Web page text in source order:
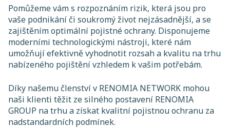
Pomůžeme vám s rozpoznáním rizik, která jsou pro
vaše podnikání či soukromý život nejzásadnější, a se
zajištěním optimální pojistné ochrany. Disponujeme
moderními technologickými nástroji, které nám
umožňují efektivně vyhodnotit rozsah a kvalitu na trhu
nabízeného pojištění vzhledem k vašim potřebám.
Díky našemu členství v RENOMIA NETWORK mohou
naši klienti těžit ze silného postavení RENOMIA
GROUP na trhu a získat kvalitní pojistnou ochranu za
nadstandardních podmínek.